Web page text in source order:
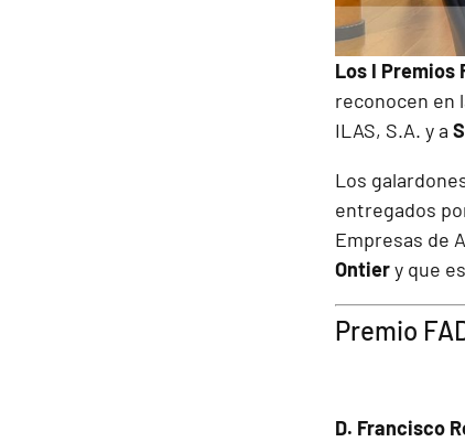
Los I Premios
reconocen en
ILAS, S.A. y a
Los
entregados
Empresas de
Ontiery que
Premio
D. Francisco